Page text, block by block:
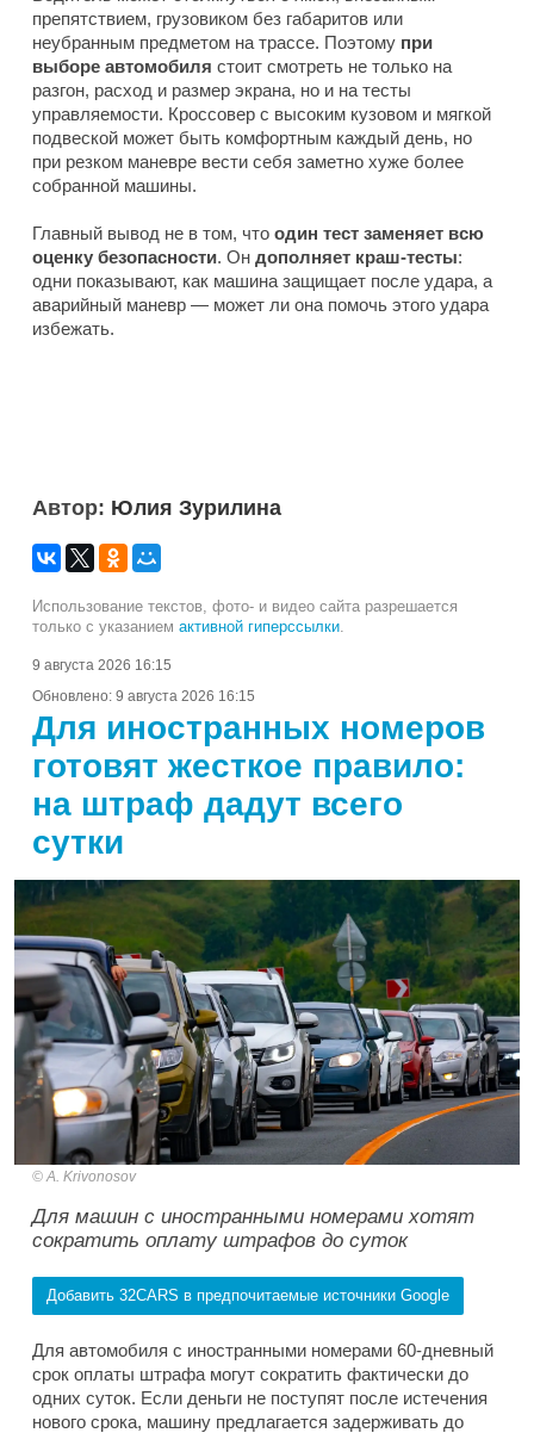
препятствием, грузовиком без габаритов или
неубранным предметом на трассе. Поэтому при
выборе автомобиля стоит смотреть не только на
разгон, расход и размер экрана, но и на тесты
управляемости. Кроссовер с высоким кузовом и мягкой
подвеской может быть комфортным каждый день, но
при резком маневре вести себя заметно хуже более
собранной машины.
Главный вывод не в том, что один тест заменяет всю
оценку безопасности. Он дополняет краш-тесты:
одни показывают, как машина защищает после удара, а
аварийный маневр — может ли она помочь этого удара
избежать.
Автор: Юлия Зурилина
Использование текстов, фото- и видео сайта разрешается
только с указанием активной гиперссылки.
9 августа 2026 16:15
Обновлено: 9 августа 2026 16:15
Для иностранных номеров
готовят жесткое правило:
на штраф дадут всего
сутки
A. Krivonosov
Для машин с иностранными номерами хотят
сократить оплату штрафов до суток
Добавить 32CARS в предпочитаемые источники Google
Для автомобиля с иностранными номерами 60-дневный
срок оплаты штрафа могут сократить фактически до
одних суток. Если деньги не поступят после истечения
нового срока, машину предлагается задерживать до